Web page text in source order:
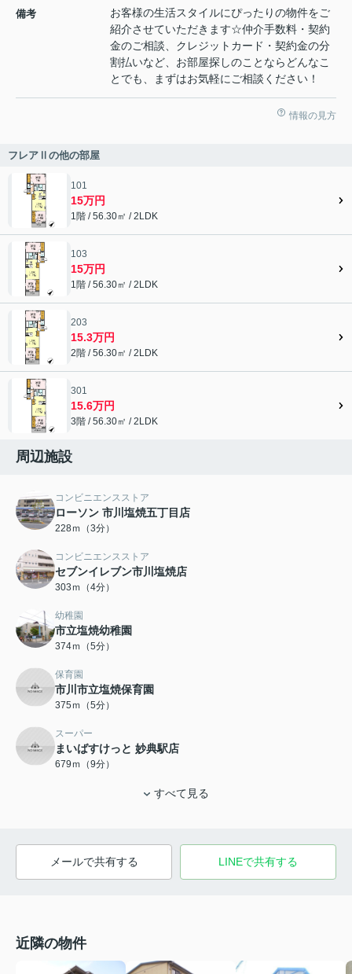
備考
お客様の生活スタイルにぴったりの物件をご
紹介させていただきます☆仲介手数料・契約
金のご相談、クレジットカード・契約金の分
割払いなど、お部屋探しのことならどんなこ
とでも、まずはお気軽にご相談ください！
情報の見方
フレアⅡの他の部屋
101
15万円
1階 / 56.30㎡ / 2LDK
103
15万円
1階 / 56.30㎡ / 2LDK
203
15.3万円
2階 / 56.30㎡ / 2LDK
301
15.6万円
3階 / 56.30㎡ / 2LDK
周辺施設
コンビニエンスストア
ローソン 市川塩焼五丁目店
228ｍ（3分）
コンビニエンスストア
セブンイレブン市川塩焼店
303ｍ（4分）
幼稚園
市立塩焼幼稚園
374ｍ（5分）
保育園
市川市立塩焼保育園
375ｍ（5分）
スーパー
まいばすけっと 妙典駅店
679ｍ（9分）
すべて見る
メールで共有する LINEで共有する
近隣の物件